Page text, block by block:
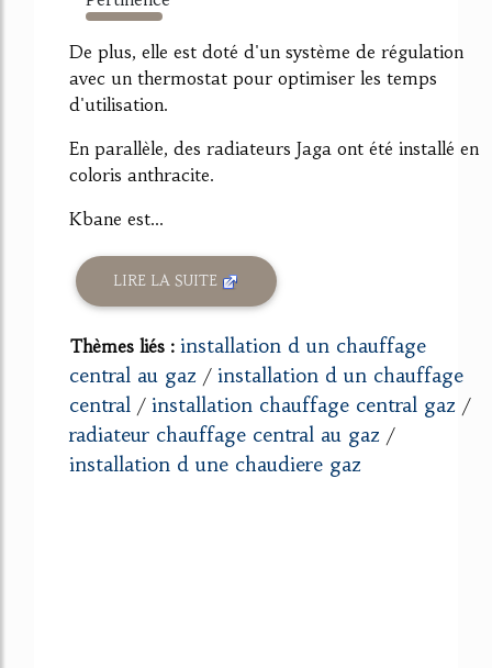
850%
De plus, elle est doté d'un système de régulation
avec un thermostat pour optimiser les temps
d'utilisation.
En parallèle, des radiateurs Jaga ont été installé en
coloris anthracite.
Kbane est...
LIRE LA SUITE
Thèmes liés : installation d un chauffage
central au gaz / installation d un chauffage
central / installation chauffage central gaz /
radiateur chauffage central au gaz /
installation d une chaudiere gaz